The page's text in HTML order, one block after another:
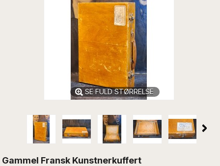
SE FULD STØRRELSE
Gammel Fransk Kunstnerkuffert